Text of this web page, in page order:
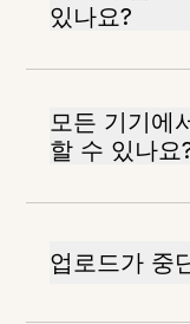
있나요?
모든 기기에
할 수 있나요
업로드가 중